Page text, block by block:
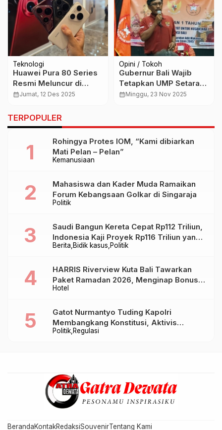
Teknologi
Huawei Pura 80 Series
Resmi Meluncur di
Indonesia, Bidik
dengan Kamera Kelas
Profesional
calendar_monthJumat, 12 Des 2025
Opini / Tokoh
Gubernur Bali Wajib
Tetapkan UMP Setara
DKI Jakarta, Biaya
calendar_monthMinggu, 23 Nov 2025
TERPOPULER
Kemanusiaan
Rohingya Protes IOM, “Kami dibiarkan
Mati Pelan – Pelan”
Politik
Mahasiswa dan Kader Muda Ramaikan
Forum Kebangsaan Golkar di Singaraja
Berita Bidik kasus Politik
Saudi Bangun Kereta Cepat Rp112 Triliun,
Indonesia Kaji Proyek Rp116 Triliun yang
Baru Sampai Bandung
Hotel
HARRIS Riverview Kuta Bali Tawarkan
Paket Ramadan 2026, Menginap Bonus
Takjil hingga Bukber Mulai Rp88.888
Politik Regulasi
Gatot Nurmantyo Tuding Kapolri
Membangkang Konstitusi, Aktivis
Tegaskan Polri Tak Punya Sejarah
BerandaKontakRedaksiSouvenirTentang Kami